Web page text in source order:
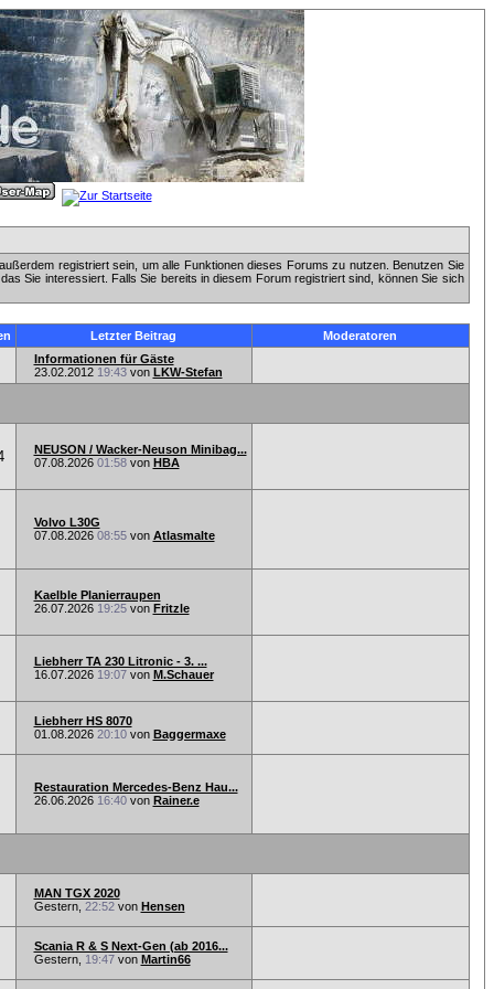
registriert sein, um alle Funktionen dieses Forums zu nutzen. Benutzen Sie
Sie interessiert. Falls Sie bereits in diesem Forum registriert sind, können Sie sich
Letzter Beitrag
Moderatoren
Informationen für Gäste
23.02.2012 19:43von LKW-Stefan
NEUSON / Wacker-Neuson Minibag...
07.08.2026 01:58von HBA
Volvo L30G
07.08.2026 08:55von Atlasmalte
Kaelble Planierraupen
26.07.2026 19:25von Fritzle
Liebherr TA 230 Litronic - 3. ...
16.07.2026 19:07von M.Schauer
Liebherr HS 8070
01.08.2026 20:10von Baggermaxe
Restauration Mercedes-Benz Hau...
26.06.2026 16:40von Rainer.e
MAN TGX 2020
Gestern, 22:52von Hensen
Scania R & S Next-Gen (ab 2016...
Gestern, 19:47von Martin66